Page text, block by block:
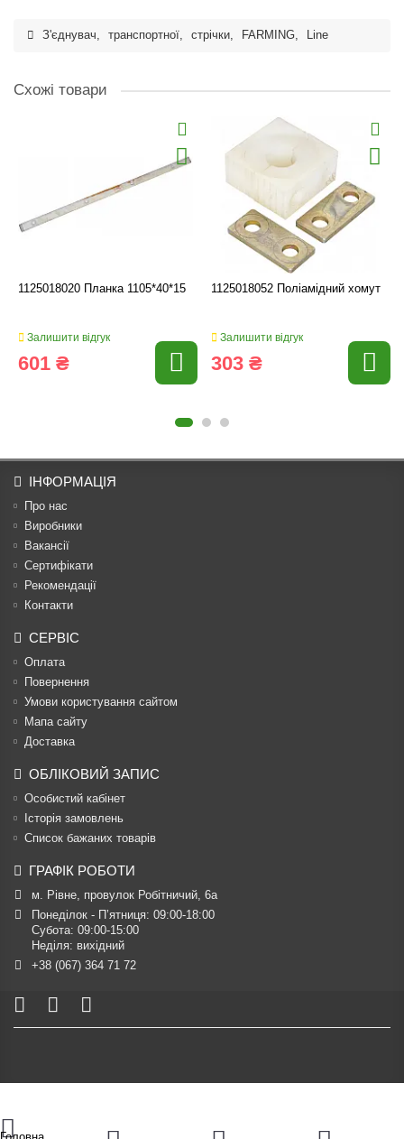
З'єднувач, транспортної, стрічки, FARMING, Line
Схожі товари
1125018020 Планка 1105*40*15
Залишити відгук
601 ₴
1125018052 Поліамідний хомут
Залишити відгук
303 ₴
ІНФОРМАЦІЯ
Про нас
Виробники
Вакансії
Сертифікати
Рекомендації
Контакти
СЕРВІС
Оплата
Повернення
Умови користування сайтом
Мапа сайту
Доставка
ОБЛІКОВИЙ ЗАПИС
Особистий кабінет
Історія замовлень
Список бажаних товарів
ГРАФІК РОБОТИ
м. Рівне, провулок Робітничий, 6а
Понеділок - П’ятниця: 09:00-18:00
Субота: 09:00-15:00
Неділя: вихідний
+38 (067) 364 71 72